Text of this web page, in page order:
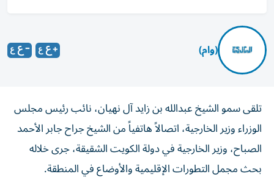
(وام)
تلقى سمو الشيخ عبدالله بن زايد آل نهيان، نائب رئيس مجلس
الوزراء وزير الخارجية، اتصالاً هاتفياً من الشيخ جراح جابر الأحمد
الصباح، وزير الخارجية في دولة الكويت الشقيقة، جرى خلاله
بحث مجمل التطورات الإقليمية والأوضاع في المنطقة.